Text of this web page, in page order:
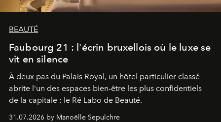
BEAUTÉ
Faubourg 21 : l'écrin bruxellois où le luxe se
vit en silence
À deux pas du Palais Royal, un hôtel particulier classé
abrite l'un des espaces bien-être les plus confidentiels
de la capitale : le Ré Labo de Beauté.
31.07.2026 by Manoëlle Sepulchre